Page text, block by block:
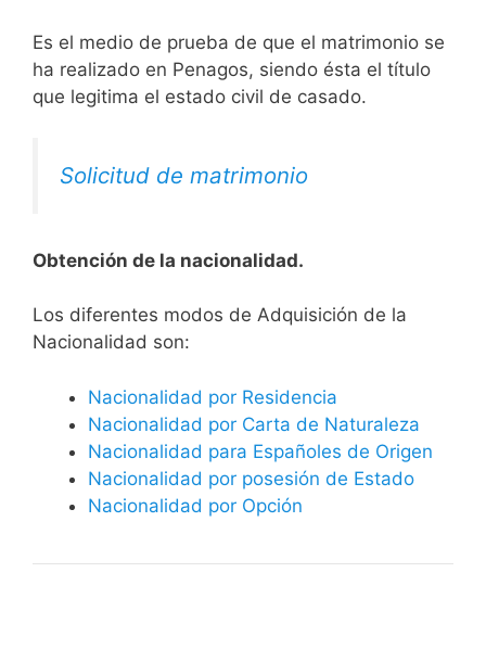
Es el medio de prueba de que el matrimonio se
ha realizado en Penagos, siendo ésta el título
que legitima el estado civil de casado.
Solicitud de matrimonio
Obtención de la nacionalidad.
​​​Los diferentes modos de Adquisición de la
Nacionalidad son:
Nacionalidad por Residencia
Nacionalidad por Carta de Naturaleza
Nacionalidad para Españoles de Origen
Nacionalidad por posesión de Estado
Nacionalidad por Opción